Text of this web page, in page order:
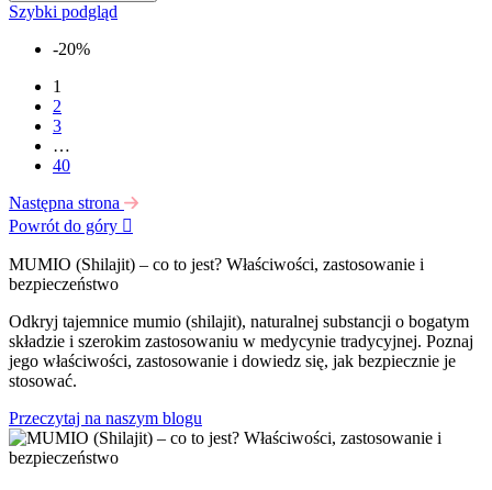
Szybki podgląd
-20%
1
2
3
…
40
Następna strona
Powrót do góry 
MUMIO (Shilajit) – co to jest? Właściwości, zastosowanie i
bezpieczeństwo
Odkryj tajemnice mumio (shilajit), naturalnej substancji o bogatym
składzie i szerokim zastosowaniu w medycynie tradycyjnej. Poznaj
jego właściwości, zastosowanie i dowiedz się, jak bezpiecznie je
stosować.
Przeczytaj na naszym blogu